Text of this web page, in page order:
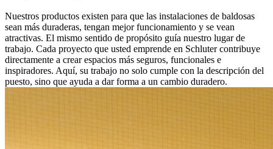
Nuestros productos existen para que las instalaciones de baldosas
sean más duraderas, tengan mejor funcionamiento y se vean
atractivas. El mismo sentido de propósito guía nuestro lugar de
trabajo. Cada proyecto que usted emprende en Schluter contribuye
directamente a crear espacios más seguros, funcionales e
inspiradores. Aquí, su trabajo no solo cumple con la descripción del
puesto, sino que ayuda a dar forma a un cambio duradero.